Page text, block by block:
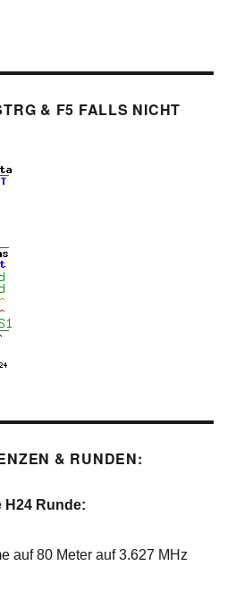
& F5 FALLS NICHT
& RUNDEN:
H24 Runde:
auf 80 Meter auf 3.627 MHz